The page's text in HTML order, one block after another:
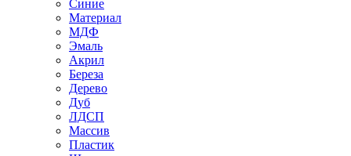
Синие
Материал
МДФ
Эмаль
Акрил
Береза
Дерево
Дуб
ЛДСП
Массив
Пластик